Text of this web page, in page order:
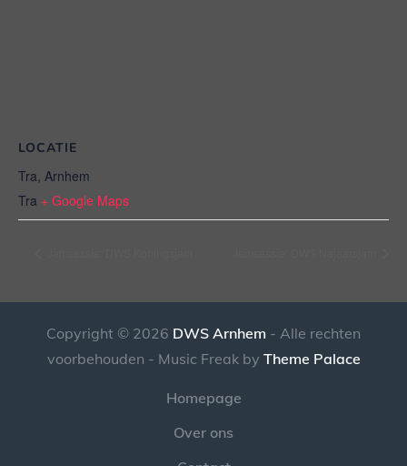
LOCATIE
Tra, Arnhem
Tra + Google Maps
Copyright © 2026 DWS Arnhem - Alle rechten
voorbehouden - Music Freak by Theme Palace
Homepage
Over ons